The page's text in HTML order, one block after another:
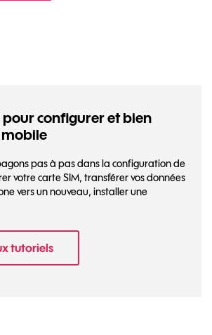
pour configurer et bien
pas à pas dans la configuration de
votre carte SIM, transférer vos données
vers un nouveau, installer une
tutoriels
Nos tutoriels pour configurer et bien